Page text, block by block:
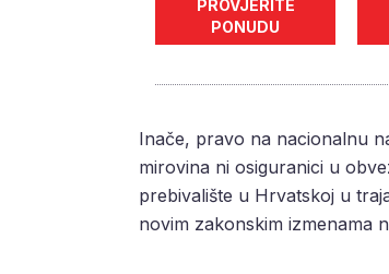
PROVJERITE
PONUDU
Inače, pravo na nacionalnu
mirovina ni osiguranici u
prebivalište u Hrvatskoj u
novim zakonskim izmenama